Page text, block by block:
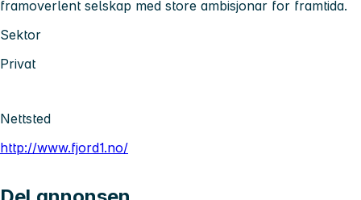
framoverlent selskap med store ambisjonar for framtida.
Sektor
Privat
Nettsted
http://www.fjord1.no/